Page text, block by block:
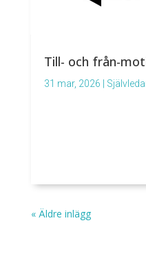
Till- och från-
31 mar, 2026
« Äldre inlägg